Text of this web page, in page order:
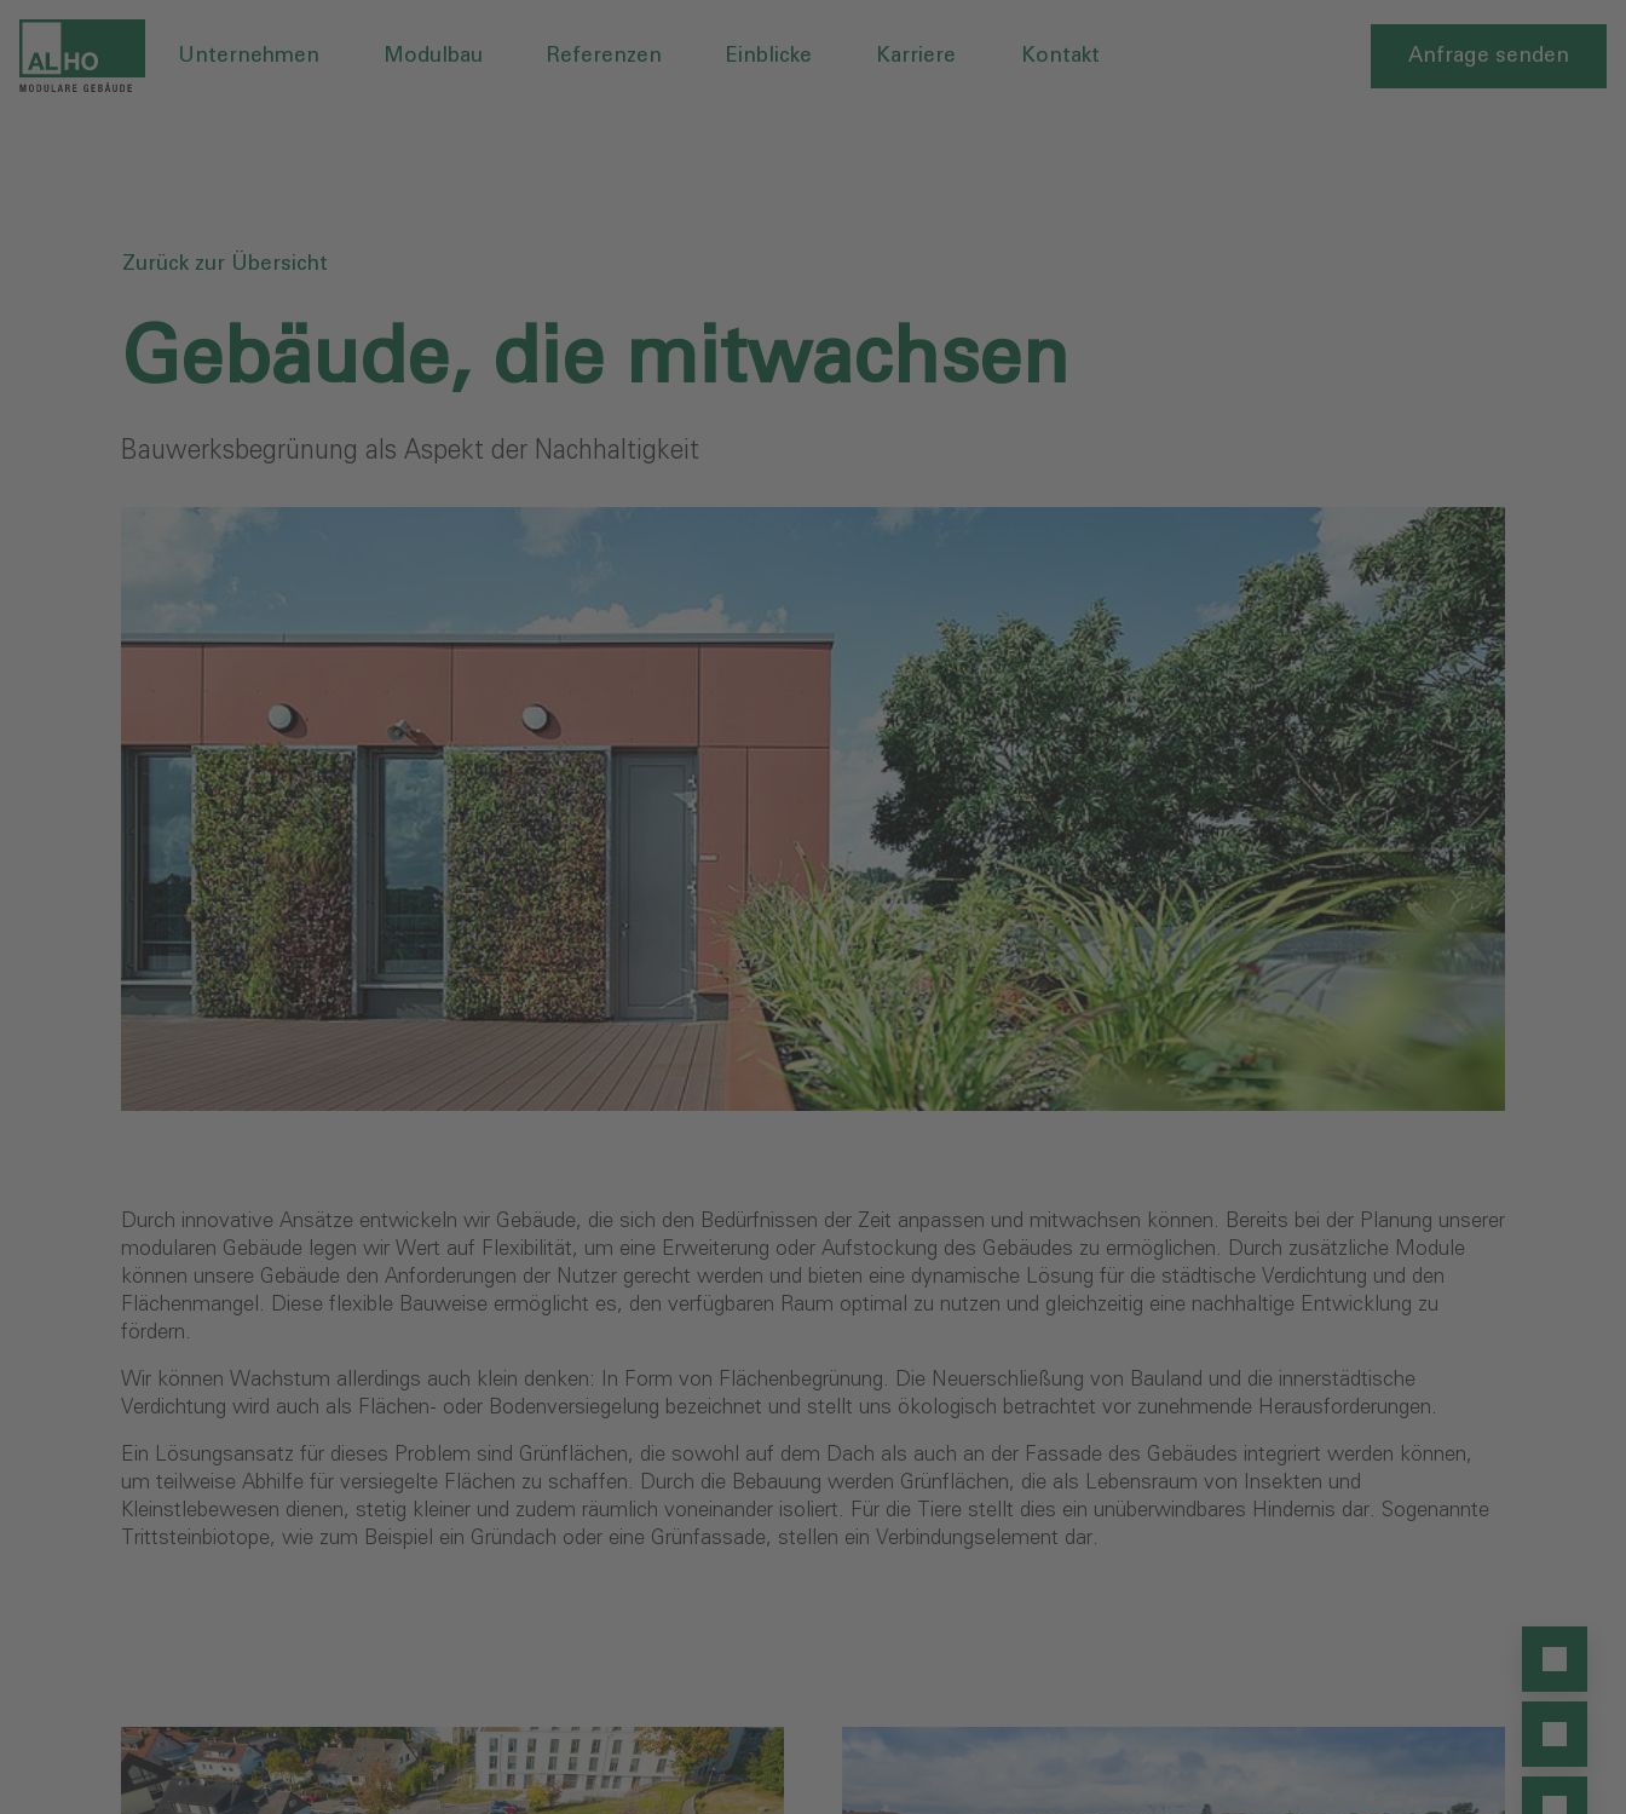
Unternehmen Modulbau Referenzen Einblicke Karriere Kontakt Anfrage senden
Zurück zur Übersicht
Gebäude, die mitwachsen
Bauwerksbegrünung als Aspekt der Nachhaltigkeit
Durch innovative Ansätze entwickeln wir Gebäude, die sich den Bedürfnissen der Zeit anpassen und mitwachsen können. Bereits bei der Planung unserer
modularen Gebäude legen wir Wert auf Flexibilität, um eine Erweiterung oder Aufstockung des Gebäudes zu ermöglichen. Durch zusätzliche Module
können unsere Gebäude den Anforderungen der Nutzer gerecht werden und bieten eine dynamische Lösung für die städtische Verdichtung und den
Flächenmangel. Diese flexible Bauweise ermöglicht es, den verfügbaren Raum optimal zu nutzen und gleichzeitig eine nachhaltige Entwicklung zu
fördern.
Wir können Wachstum allerdings auch klein denken: In Form von Flächenbegrünung. Die Neuerschließung von Bauland und die innerstädtische
Verdichtung wird auch als Flächen- oder Bodenversiegelung bezeichnet und stellt uns ökologisch betrachtet vor zunehmende Herausforderungen.
Ein Lösungsansatz für dieses Problem sind Grünflächen, die sowohl auf dem Dach als auch an der Fassade des Gebäudes integriert werden können,
um teilweise Abhilfe für versiegelte Flächen zu schaffen. Durch die Bebauung werden Grünflächen, die als Lebensraum von Insekten und
Kleinstlebewesen dienen, stetig kleiner und zudem räumlich voneinander isoliert. Für die Tiere stellt dies ein unüberwindbares Hindernis dar. Sogenannte
Trittsteinbiotope, wie zum Beispiel ein Gründach oder eine Grünfassade, stellen ein Verbindungselement dar.